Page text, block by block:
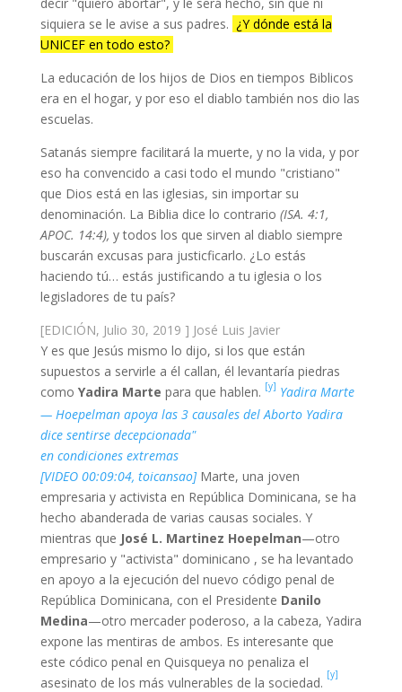
siquiera se le avise a sus padres. ¿Y dónde está la
UNICEF en todo esto?
La educación de los hijos de Dios en tiempos Biblicos
era en el hogar, y por eso el diablo también nos dio las
escuelas.
Satanás siempre facilitará la muerte, y no la vida, y por
eso ha convencido a casi todo el mundo "cristiano"
que Dios está en las iglesias, sin importar su
denominación. La Biblia dice lo contrario (ISA. 4:1,
APOC. 14:4), y todos los que sirven al diablo siempre
buscarán excusas para justicficarlo. ¿Lo estás
haciendo tú… estás justificando a tu iglesia o los
legisladores de tu país?
[EDICIÓN, Julio 30, 2019 ] José Luis Javier
Y es que Jesús mismo lo dijo, si los que están
supuestos a servirle a él callan, él levantaría piedras
como Yadira Marte para que hablen. [y] Yadira Marte
— Hoepelman apoya las 3 causales del Aborto Yadira
dice sentirse decepcionada"
en condiciones extremas
[VIDEO 00:09:04, toicansao]Marte, una joven
empresaria y activista en República Dominicana, se ha
hecho abanderada de varias causas sociales. Y
mientras que José L. Martinez Hoepelman—otro
empresario y "activista" dominicano , se ha levantado
en apoyo a la ejecución del nuevo código penal de
República Dominicana, con el Presidente Danilo
Medina—otro mercader poderoso, a la cabeza, Yadira
expone las mentiras de ambos. Es interesante que
este códico penal en Quisqueya no penaliza el
asesinato de los más vulnerables de la sociedad.
[y]